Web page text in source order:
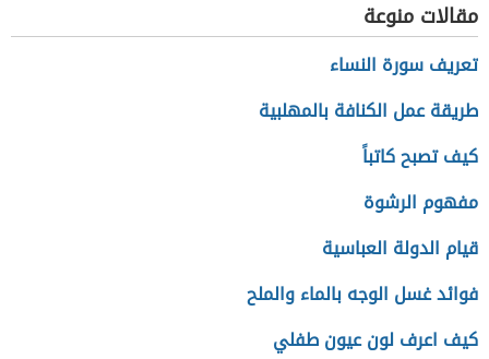
مقالات منوعة
تعريف سورة النساء
طريقة عمل الكنافة بالمهلبية
كيف تصبح كاتباً
مفهوم الرشوة
قيام الدولة العباسية
فوائد غسل الوجه بالماء والملح
كيف اعرف لون عيون طفلي